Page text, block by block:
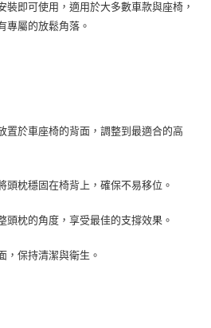
裝即可使用，適用於大多數車款與座椅，
專屬的放鬆角落。
置於車座椅的背面，調整到最適合的高
頭枕穩固在椅背上，確保不易移位。
頭枕的角度，享受最佳的支撐效果。
，保持清潔與衛生。